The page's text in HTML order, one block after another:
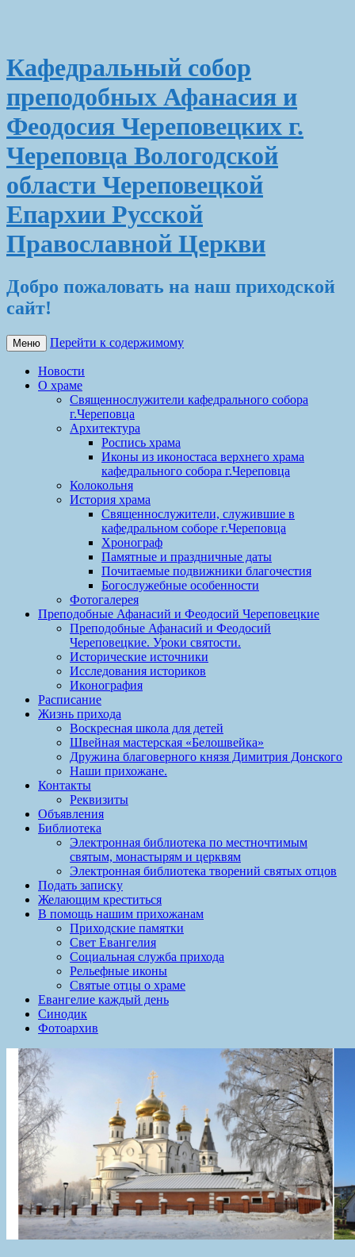
Кафедральный собор
преподобных Афанасия и
Феодосия Череповецких г.
Череповца Вологодской
области Череповецкой
Епархии Русской
Православной Церкви
Добро пожаловать на наш приходской
сайт!
Меню Перейти к содержимому
Новости
О храме
Священнослужители кафедрального собора
г.Череповца
Архитектура
Роспись храма
Иконы из иконостаса верхнего храма
кафедрального собора г.Череповца
Колокольня
История храма
Священнослужители, служившие в
кафедральном соборе г.Череповца
Хронограф
Памятные и праздничные даты
Почитаемые подвижники благочестия
Богослужебные особенности
Фотогалерея
Преподобные Афанасий и Феодосий Череповецкие
Преподобные Афанасий и Феодосий
Череповецкие. Уроки святости.
Исторические источники
Исследования историков
Иконография
Расписание
Жизнь прихода
Воскресная школа для детей
Швейная мастерская «Белошвейка»
Дружина благоверного князя Димитрия Донского
Наши прихожане.
Контакты
Реквизиты
Объявления
Библиотека
Электронная библиотека по местночтимым
святым, монастырям и церквям
Электронная библиотека творений святых отцов
Подать записку
Желающим креститься
В помощь нашим прихожанам
Приходские памятки
Свет Евангелия
Социальная служба прихода
Рельефные иконы
Святые отцы о храме
Евангелие каждый день
Синодик
Фотоархив